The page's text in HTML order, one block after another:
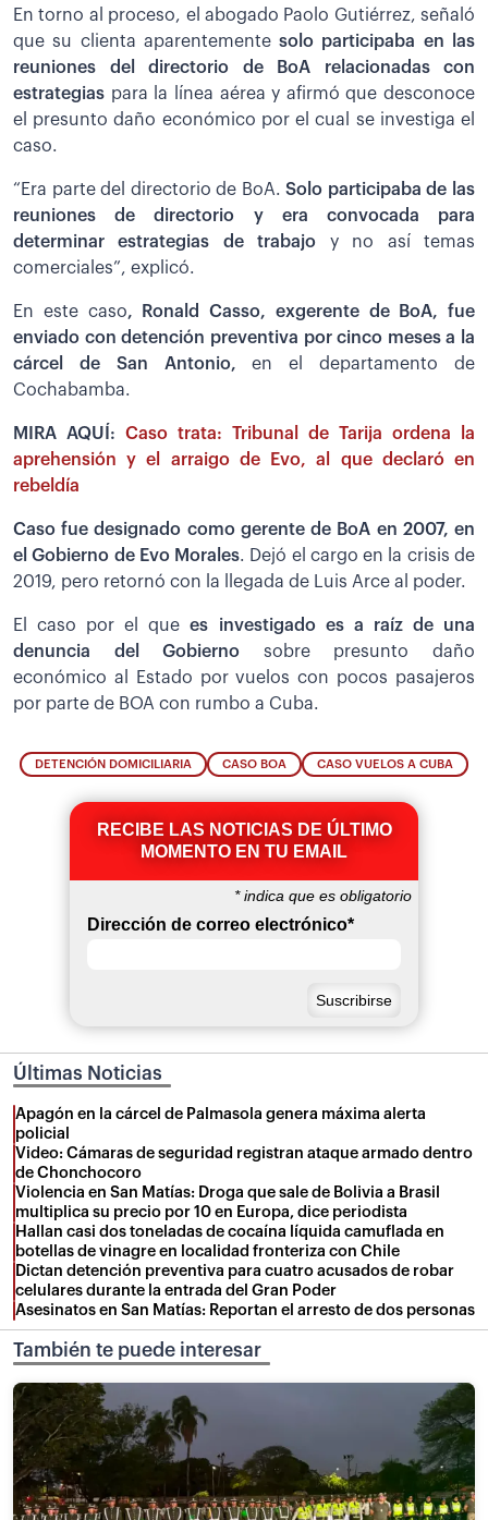
En torno al proceso, el abogado Paolo Gutiérrez, señaló
que su clienta aparentementesolo participaba en las
reuniones del directorio de BoA relacionadas con
estrategias para la línea aérea y afirmó que desconoce
el presunto daño económico por el cual se investiga el
caso.
“Era parte del directorio de BoA.Solo participaba de las
reuniones de directorio y era convocada para
determinar estrategias de trabajo y no así temas
comerciales”, explicó.
En este caso, Ronald Casso, exgerente de BoA, fue
enviado con detención preventiva por cinco meses a la
cárcel de San Antonio, en el departamento de
Cochabamba.
MIRA AQUÍ: Caso trata: Tribunal de Tarija ordena la
aprehensión y el arraigo de Evo, al que declaró en
rebeldía
Caso fue designado como gerente de BoA en 2007, en
el Gobierno de Evo Morales. Dejó el cargo en la crisis de
2019, pero retornó con la llegada de Luis Arce al poder.
El caso por el quees investigado es a raíz de una
denuncia del Gobierno sobre presunto daño
económico al Estado por vuelos con pocos pasajeros
por parte de BOA con rumbo a Cuba.
DETENCIÓN DOMICILIARIA CASO BOA CASO VUELOS A CUBA
RECIBE LAS NOTICIAS DE ÚLTIMO
MOMENTO EN TU EMAIL
*indica que es obligatorio
Dirección de correo electrónico*
Últimas Noticias
Apagón en la cárcel de Palmasola genera máxima alerta
policial
Video: Cámaras de seguridad registran ataque armado dentro
de Chonchocoro
Violencia en San Matías: Droga que sale de Bolivia a Brasil
multiplica su precio por 10 en Europa, dice periodista
Hallan casi dos toneladas de cocaína líquida camuflada en
botellas de vinagre en localidad fronteriza con Chile
Dictan detención preventiva para cuatro acusados de robar
celulares durante la entrada del Gran Poder
Asesinatos en San Matías: Reportan el arresto de dos personas
También te puede interesar